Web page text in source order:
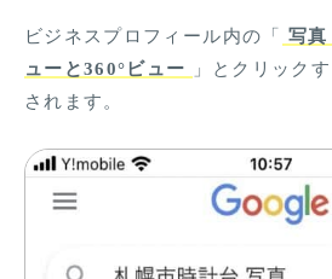
ビジネスプロフィール内の「 写真
ューと360°ビュー
」とクリック
されます。